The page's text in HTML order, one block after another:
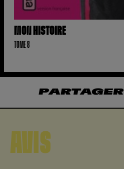
MON HISTOIRE
TOME 8
PARTAGER
AVIS